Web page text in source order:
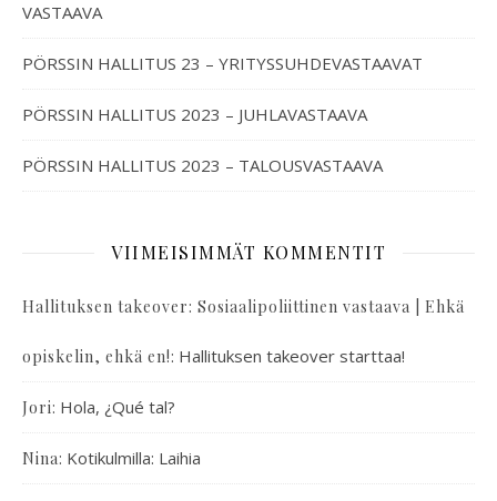
VASTAAVA
PÖRSSIN HALLITUS 23 – YRITYSSUHDEVASTAAVAT
PÖRSSIN HALLITUS 2023 – JUHLAVASTAAVA
PÖRSSIN HALLITUS 2023 – TALOUSVASTAAVA
VIIMEISIMMÄT KOMMENTIT
Hallituksen takeover: Sosiaalipoliittinen vastaava | Ehkä
opiskelin, ehkä en!: Hallituksen takeover starttaa!
Jori: Hola, ¿Qué tal?
Nina: Kotikulmilla: Laihia